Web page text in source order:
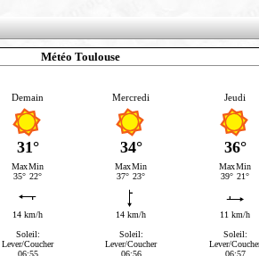
Météo Toulouse